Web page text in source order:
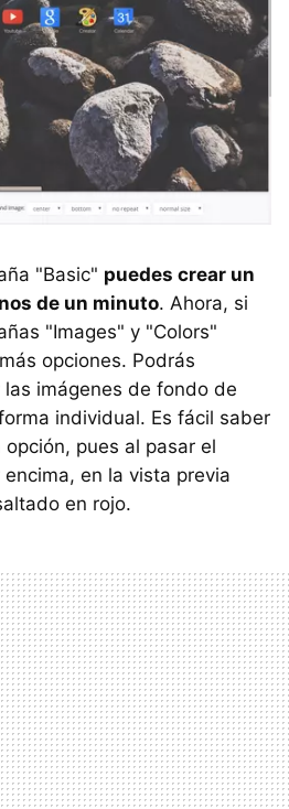
"Basic" puedes crear un
de un minuto. Ahora, si
"Images" y "Colors"
opciones. Podrás
imágenes de fondo de
individual. Es fácil saber
pues al pasar el
en la vista previa
en rojo.